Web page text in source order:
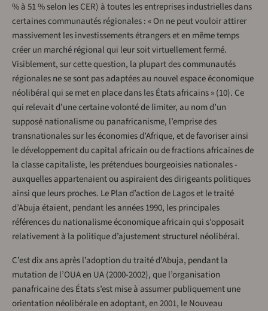
% à 51 % selon les CER) à toutes les entreprises industrielles dans
certaines communautés régionales : « On ne peut vouloir attirer
massivement les investissements étrangers et en même temps
créer un marché régional qui leur soit virtuellement fermé.
Visiblement, sur cette question, la plupart des communautés
régionales ne se sont pas adaptées au nouvel espace économique
néolibéral qui se met en place dans les États africains » (10). Ce
qui relevait d’une certaine volonté de limiter, au nom d’un
supposé nationalisme ou panafricanisme, l’emprise des
transnationales sur les économies d’Afrique, et de favoriser ainsi
le développement du capital africain ou de fractions africaines de
la classe capitaliste, les prétendues bourgeoisies nationales -
auxquelles appartenaient ou aspiraient des dirigeants politiques
ainsi que leurs proches. Le Plan d’action de Lagos et le traité
d’Abuja étaient, pendant les années 1990, les principales
références du nationalisme économique africain qui s’opposait
relativement à la politique d’ajustement structurel néolibéral.
C’est dix ans après l’adoption du traité d’Abuja, pendant la
mutation de l’OUA en UA (2000-2002), que l’organisation
panafricaine des États s’est mise à assumer publiquement une
orientation néolibérale en adoptant, en 2001, le Nouveau